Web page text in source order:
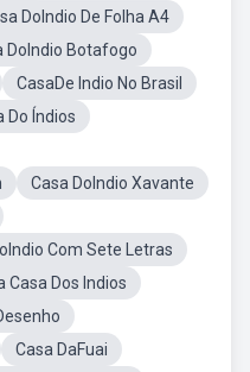
DoIndio De Folha A4
DoIndio Botafogo
CasaDe Indio No Brasil
Do Índios
Casa DoIndio Xavante
Com Sete Letras
Casa Dos Indios
Casa DaFuai